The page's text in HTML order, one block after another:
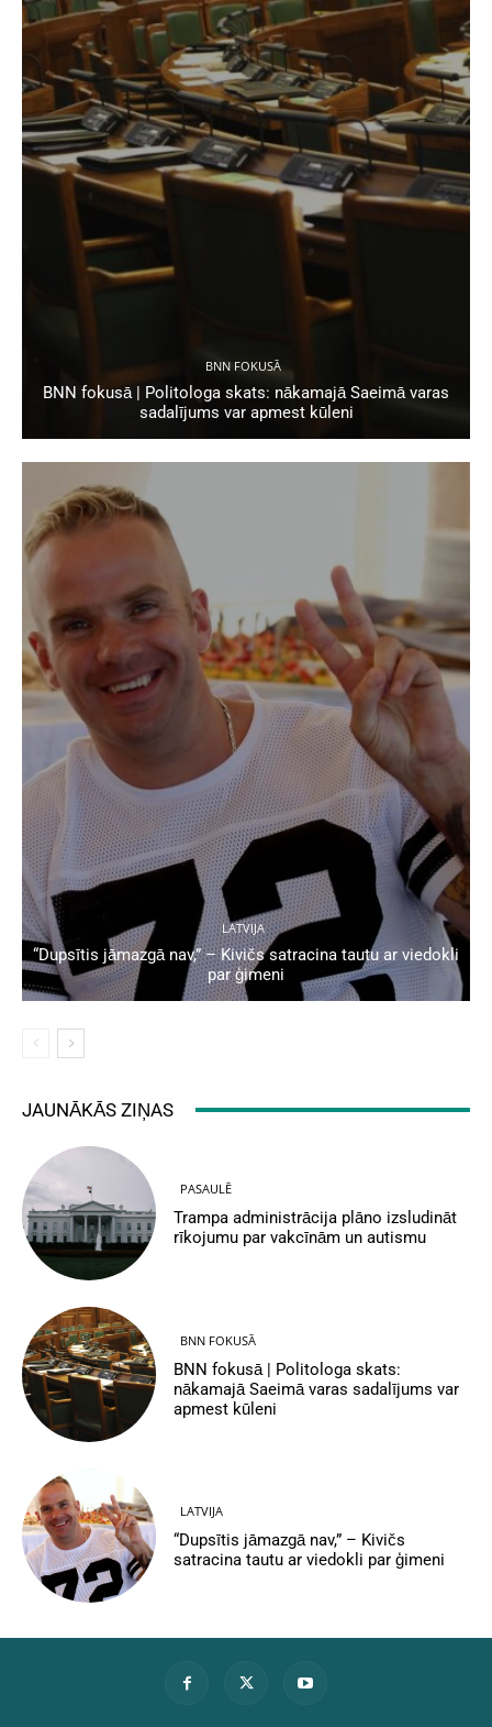
BNN FOKUSĀ
BNN fokusā | Politologa skats: nākamajā Saeimā varas
sadalījums var apmest kūleni
LATVIJA
“Dupsītis jāmazgā nav,” – Kivičs satracina tautu ar viedokli
par ģimeni
JAUNĀKĀS ZIŅAS
PASAULĒ
Trampa administrācija plāno izsludināt
rīkojumu par vakcīnām un autismu
BNN FOKUSĀ
BNN fokusā | Politologa skats:
nākamajā Saeimā varas sadalījums var
apmest kūleni
LATVIJA
“Dupsītis jāmazgā nav,” – Kivičs
satracina tautu ar viedokli par ģimeni